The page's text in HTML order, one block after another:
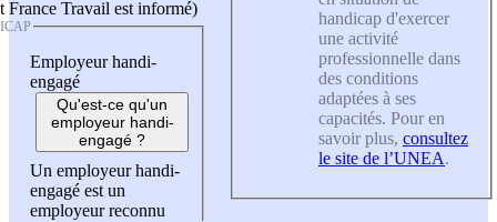
France Travail est informé)
Employeur handi-
engagé
Qu'est-ce qu'un
employeur handi-
engagé ?
Un employeur handi-
engagé est un
employeur reconnu
handicap d'exercer
une activité
professionnelle dans
des conditions
adaptées à ses
capacités. Pour en
savoir plus, consultez
le site de l’UNEA.